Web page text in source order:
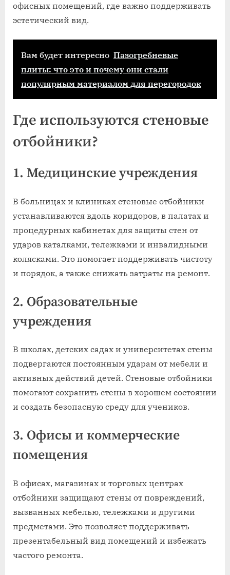
офисных помещений, где важно поддерживать
эстетический вид.
Вам будет интересно Пазогребневые
плиты: что это и почему они стали
популярным материалом для перегородок
Где используются стеновые
отбойники?
1. Медицинские учреждения
В больницах и клиниках стеновые отбойники
устанавливаются вдоль коридоров, в палатах и
процедурных кабинетах для защиты стен от
ударов каталками, тележками и инвалидными
колясками. Это помогает поддерживать чистоту
и порядок, а также снижать затраты на ремонт.
2. Образовательные
учреждения
В школах, детских садах и университетах стены
подвергаются постоянным ударам от мебели и
активных действий детей. Стеновые отбойники
помогают сохранить стены в хорошем состоянии
и создать безопасную среду для учеников.
3. Офисы и коммерческие
помещения
В офисах, магазинах и торговых центрах
отбойники защищают стены от повреждений,
вызванных мебелью, тележками и другими
предметами. Это позволяет поддерживать
презентабельный вид помещений и избежать
частого ремонта.